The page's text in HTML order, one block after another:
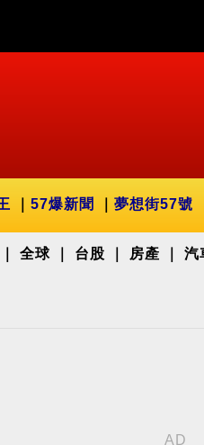
57爆新聞 夢想街57號
全球 台股 房產 汽